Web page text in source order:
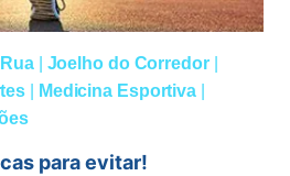
| Joelho do Corredor|
Medicina Esportiva
para evitar!